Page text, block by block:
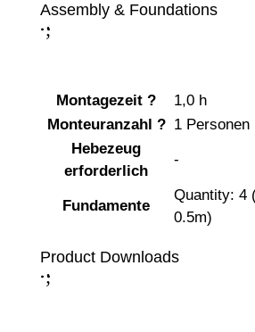
Assembly & Foundations
:
;
Montagezeit ?
1,0 h
Monteuranzahl ? 1 Personen
Hebezeug
erforderlich
-
Fundamente
Quantity: 4
0.5m)
Product Downloads
:
;